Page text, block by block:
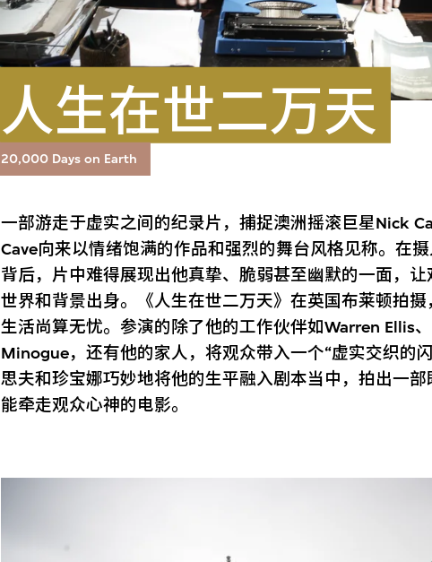
人生在世二万天
20,000 Days on Earth
一部游走于虚实之间的纪录片，捕捉澳洲摇滚巨星Nick
Cave向来以情绪饱满的作品和强烈的舞台风格见称。在
背后，片中难得展现出他真挚、脆弱甚至幽默的一面，
世界和背景出身。《人生在世二万天》在英国布莱顿拍
生活尚算无忧。参演的除了他的工作伙伴如Warren Ellis
Minogue，还有他的家人，将观众带入一个“虚实交织的
思夫和珍宝娜巧妙地将他的生平融入剧本当中，拍出一
能牵走观众心神的电影。